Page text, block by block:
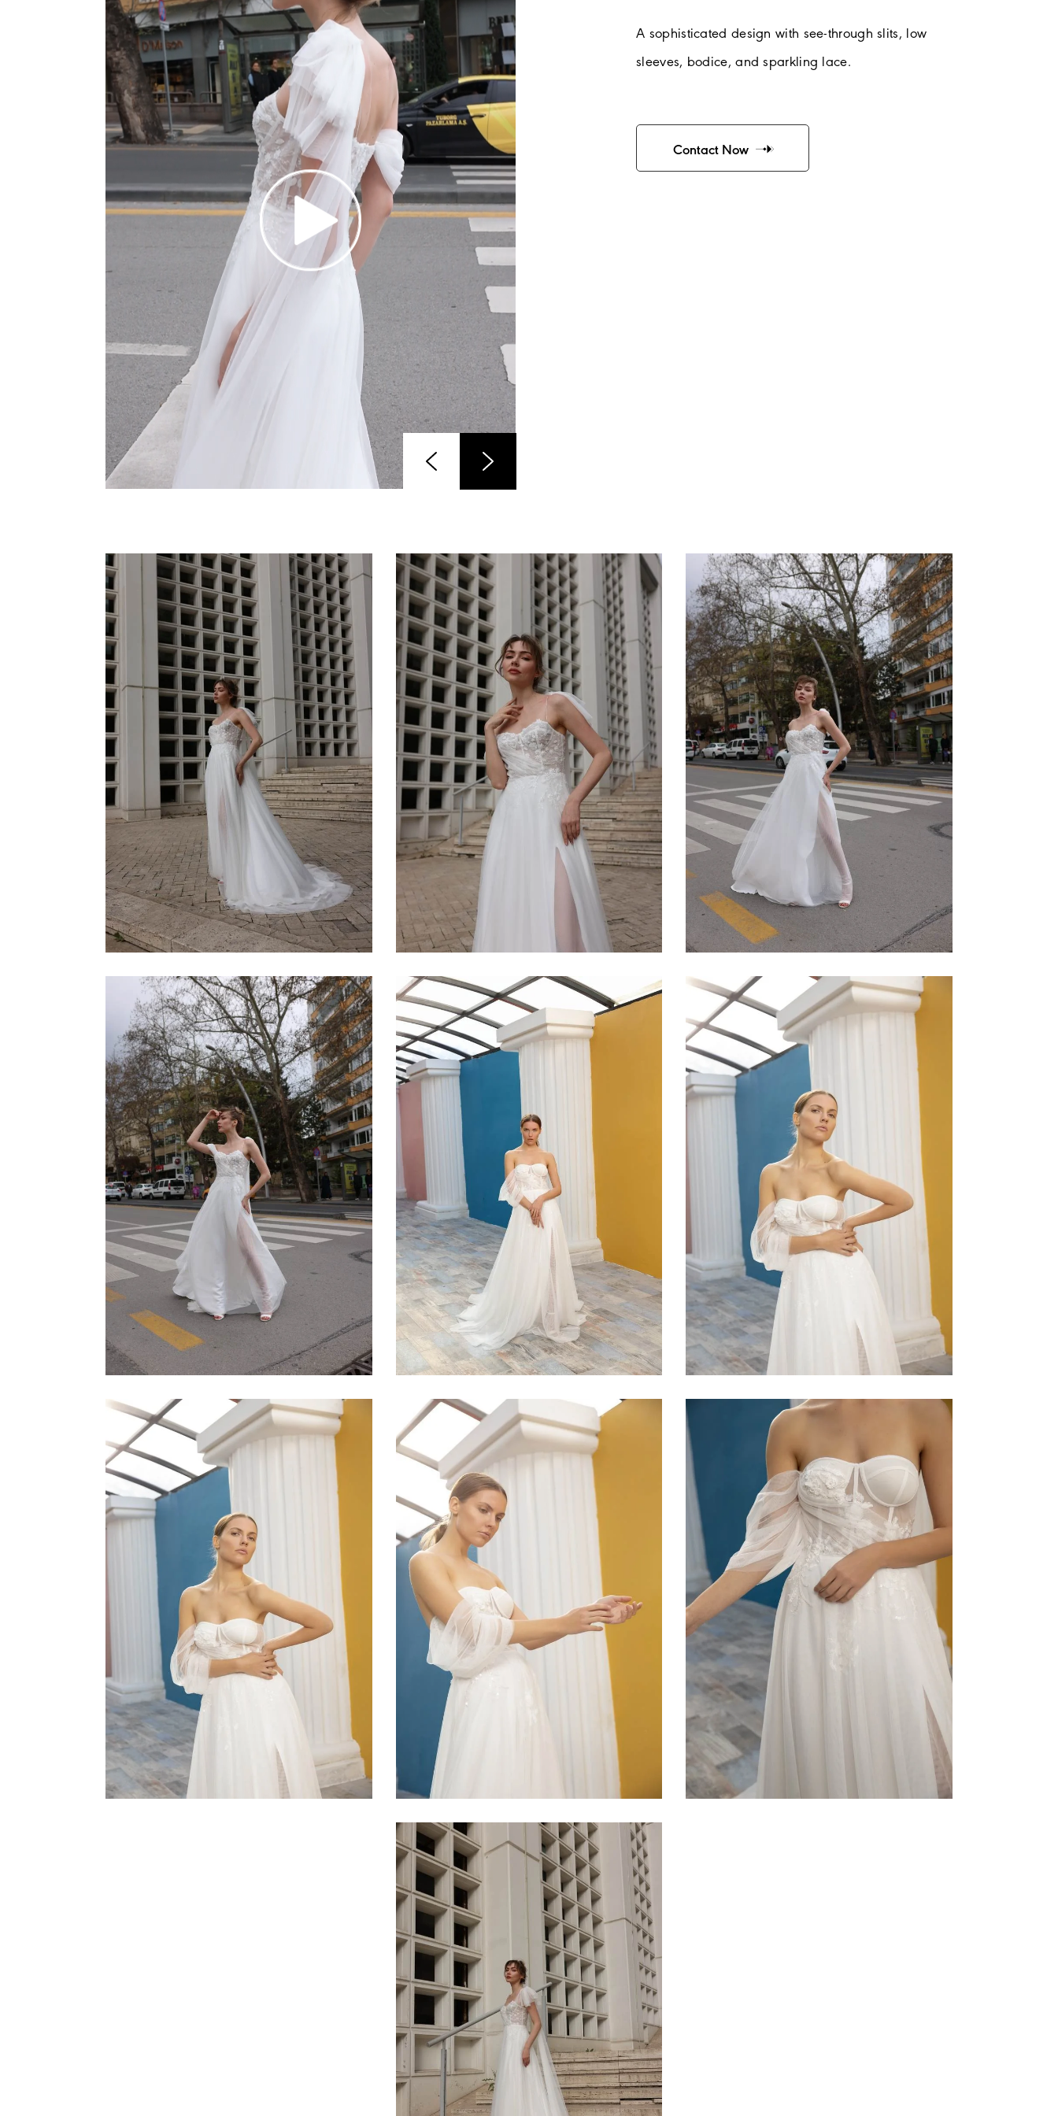
A sophisticated design with see-through slits, low
sleeves, bodice, and sparkling lace.
Contact Now